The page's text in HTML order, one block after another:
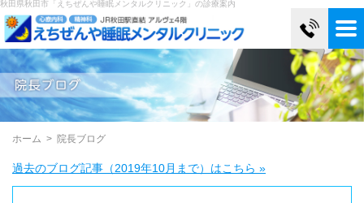
秋田県秋田市「えちぜんや睡眠メンタルクリニック」の診療案内
ホーム > 院長ブログ
過去のブログ記事（2019年10月まで）はこちら »